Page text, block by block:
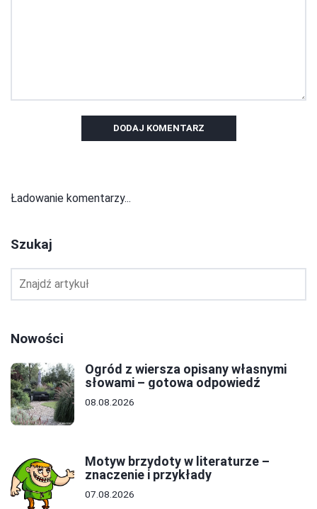
DODAJ KOMENTARZ
Ładowanie komentarzy...
Szukaj
Nowości
Ogród z wiersza opisany własnymi
słowami – gotowa odpowiedź
08.08.2026
Motyw brzydoty w literaturze –
znaczenie i przykłady
07.08.2026